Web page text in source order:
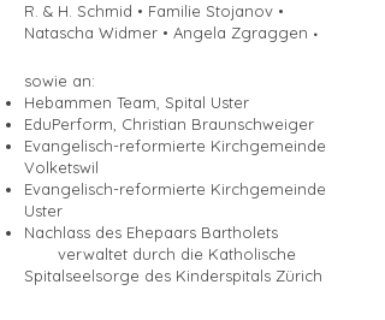
R. & H. Schmid • Familie Stojanov •
Natascha Widmer • Angela Zgraggen •
sowie an: ​​​
Hebammen Team, Spital Uster​
EduPerform, Christian Braunschweiger
Evangelisch-reformierte Kirchgemeinde
Volketswil
Evangelisch-reformierte Kirchgemeinde
Uster
Nachlass des Ehepaars Bartholets
verwaltet durch die Katholische
Spitalseelsorge des Kinderspitals Zürich​